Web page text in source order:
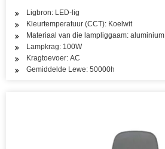
Ligbron: LED-lig
Kleurtemperatuur (CCT): Koelwit
Materiaal van die lampliggaam: aluminium
Lampkrag: 100W
Kragtoevoer: AC
Gemiddelde Lewe: 50000h